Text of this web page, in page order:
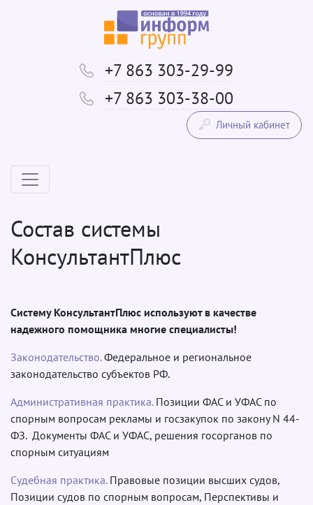
+7 863 303-29-99
+7 863 303-38-00
Личный кабинет
Состав системы
КонсультантПлюс
Систему КонсультантПлюс используют в качестве
надежного помощника многие специалисты!
Законодательство.Федеральное и региональное
законодательство субъектов РФ.
Административная практика. Позиции ФАС и УФАС по
спорным вопросам рекламы и госзакупок по закону N 44-
ФЗ. Документы ФАС и УФАС, решения госорганов по
спорным ситуациям
Судебная практика. Правовые позиции высших судов,
Позиции судов по спорным вопросам, Перспективы и